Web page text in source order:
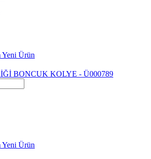
Yeni Ürün
BONCUK KOLYE - Ü000789
Yeni Ürün